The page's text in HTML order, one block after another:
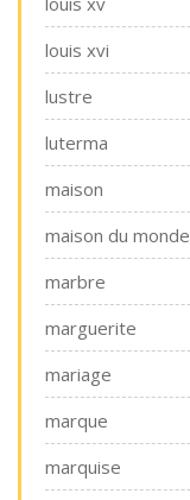
louis xvi
lustre
luterma
maison
maison du monde
marbre
marguerite
mariage
marque
marquise